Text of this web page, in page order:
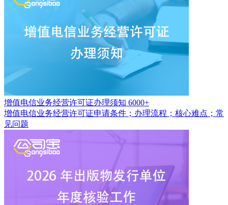
增值电信业务经营许可证办理须知 6000+
增值电信业务经营许可证申请条件；办理流程；核心难点；常
见问题